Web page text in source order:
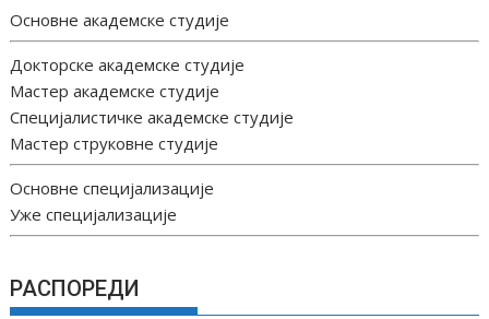
Основне академске студије
Докторске академске студије
Мастер академске студије
Специјалистичке академске студије
Мастер струковне студије
Основне специјализације
Уже специјализације
РАСПОРЕДИ